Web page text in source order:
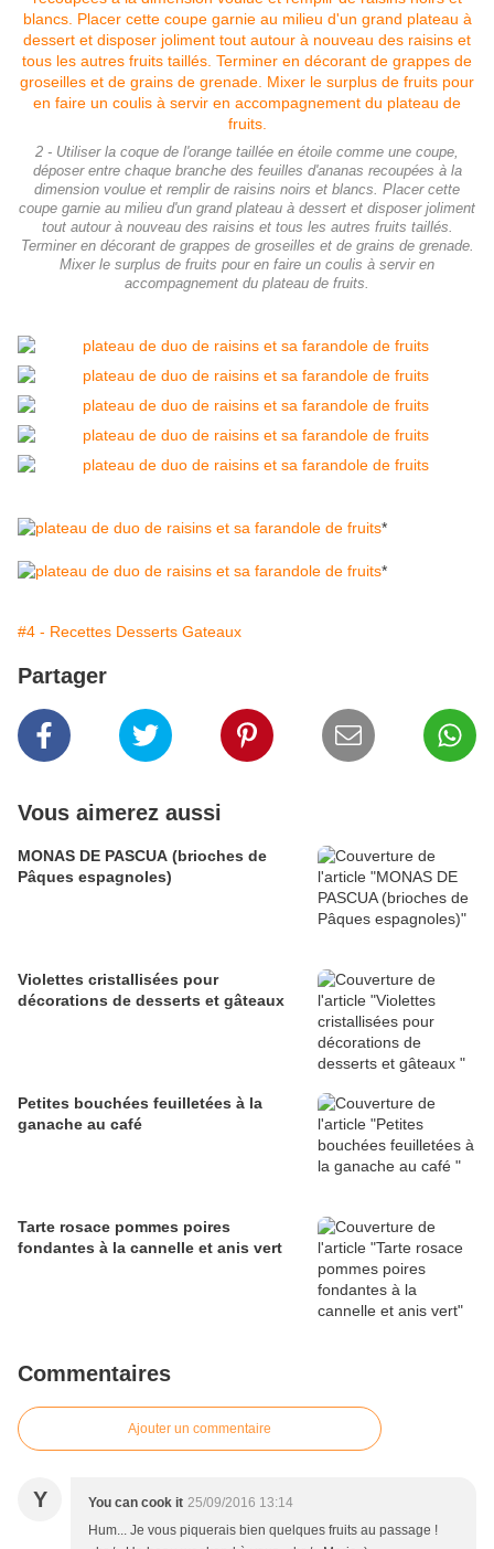
2 - Utiliser la coque de l'orange taillée en étoile comme une coupe,
déposer entre chaque branche des feuilles d'ananas recoupées à la
dimension voulue et remplir de raisins noirs et blancs. Placer cette
coupe garnie au milieu d'un grand plateau à dessert et disposer joliment
tout autour à nouveau des raisins et tous les autres fruits taillés.
Terminer en décorant de grappes de groseilles et de grains de grenade.
Mixer le surplus de fruits pour en faire un coulis à servir en
accompagnement du plateau de fruits.
*
*
#4 - Recettes Desserts Gateaux
Partager
Vous aimerez aussi
MONAS DE PASCUA (brioches de
Pâques espagnoles)
Violettes cristallisées pour
décorations de desserts et gâteaux
Petites bouchées feuilletées à la
ganache au café
Tarte rosace pommes poires
fondantes à la cannelle et anis vert
Commentaires
Ajouter un commentaire
Y You can cook it 25/09/2016 13:14
Hum... Je vous piquerais bien quelques fruits au passage !